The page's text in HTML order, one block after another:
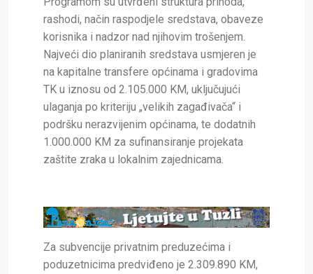
rashodi, način raspodjele sredstava, obaveze
korisnika i nadzor nad njihovim trošenjem.
Najveći dio planiranih sredstava usmjeren je
na kapitalne transfere općinama i gradovima
TK u iznosu od 2.105.000 KM, uključujući
ulaganja po kriteriju „velikih zagađivača“ i
podršku nerazvijenim općinama, te dodatnih
1.000.000 KM za sufinansiranje projekata
zaštite zraka u lokalnim zajednicama.
Za subvencije privatnim preduzećima i
poduzetnicima predviđeno je 2.309.890 KM,